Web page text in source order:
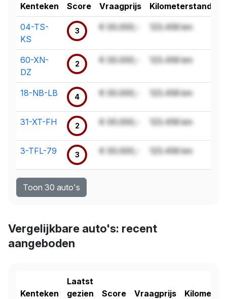
Kenteken Score Vraagprijs Kilometerstand
04-TS-
KS
3 € 00.000,- 123.456 km
60-XN-
DZ
2 € 00.000,- 123.456 km
18-NB-LB 4 € 00.000,- 123.456 km
31-XT-FH 2 € 00.000,- 123.456 km
3-TFL-79 3 € 00.000,- 123.456 km
Toon 30 auto's
Vergelijkbare auto's: recent
aangeboden
Kenteken
Laatst
gezien
Score Vraagprijs